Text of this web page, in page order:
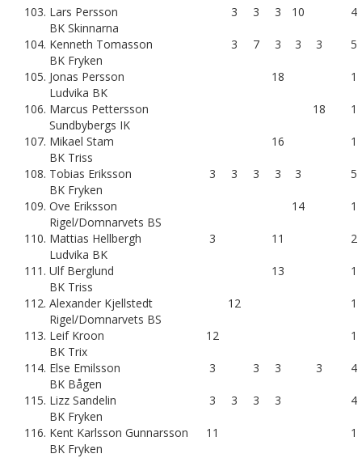
103. Lars Persson
BK Skinnarna
3 3 3 10 4
104. Kenneth Tomasson
BK Fryken
3 7 3 3 3 5
105. Jonas Persson
Ludvika BK
18 1
106. Marcus Pettersson
Sundbybergs IK
18 1
107. Mikael Stam
BK Triss
16 1
108. Tobias Eriksson
BK Fryken
3 3 3 3 3 5
109. Ove Eriksson
Rigel/Domnarvets BS
14 1
110. Mattias Hellbergh
Ludvika BK
3 11 2
111. Ulf Berglund
BK Triss
13 1
112. Alexander Kjellstedt
Rigel/Domnarvets BS
12 1
113. Leif Kroon
BK Trix
12 1
114. Else Emilsson
BK Bågen
3 3 3 3 4
115. Lizz Sandelin
BK Fryken
3 3 3 3 4
116. Kent Karlsson Gunnarsson
BK Fryken
11 1